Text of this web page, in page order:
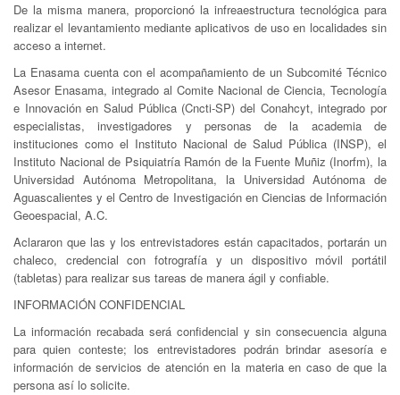
De la misma manera, proporcionó la infreaestructura tecnológica para
realizar el levantamiento mediante aplicativos de uso en localidades sin
acceso a internet.
La Enasama cuenta con el acompañamiento de un Subcomité Técnico
Asesor Enasama, integrado al Comite Nacional de Ciencia, Tecnología
e Innovación en Salud Pública (Cncti-SP) del Conahcyt, integrado por
especialistas, investigadores y personas de la academia de
instituciones como el Instituto Nacional de Salud Pública (INSP), el
Instituto Nacional de Psiquiatría Ramón de la Fuente Muñiz (Inorfm), la
Universidad Autónoma Metropolitana, la Universidad Autónoma de
Aguascalientes y el Centro de Investigación en Ciencias de Información
Geoespacial, A.C.
Aclararon que las y los entrevistadores están capacitados, portarán un
chaleco, credencial con fotrografía y un dispositivo móvil portátil
(tabletas) para realizar sus tareas de manera ágil y confiable.
INFORMACIÓN CONFIDENCIAL
La información recabada será confidencial y sin consecuencia alguna
para quien conteste; los entrevistadores podrán brindar asesoría e
información de servicios de atención en la materia en caso de que la
persona así lo solicite.